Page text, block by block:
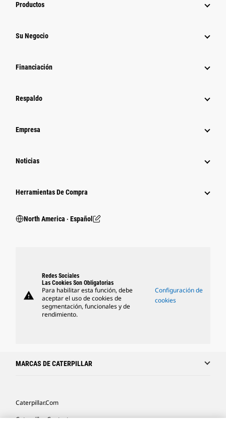
Productos
Su Negocio
Financiación
Respaldo
Empresa
Noticias
Herramientas De Compra
North America ‧ Español
warning
Redes Sociales
Las Cookies Son Obligatorias
Para habilitar esta función, debe
aceptar el uso de cookies de
segmentación, funcionales y de
rendimiento.
Configuración de
cookies
MARCAS DE CATERPILLAR
Caterpillar.com
Caterpillar Contacto